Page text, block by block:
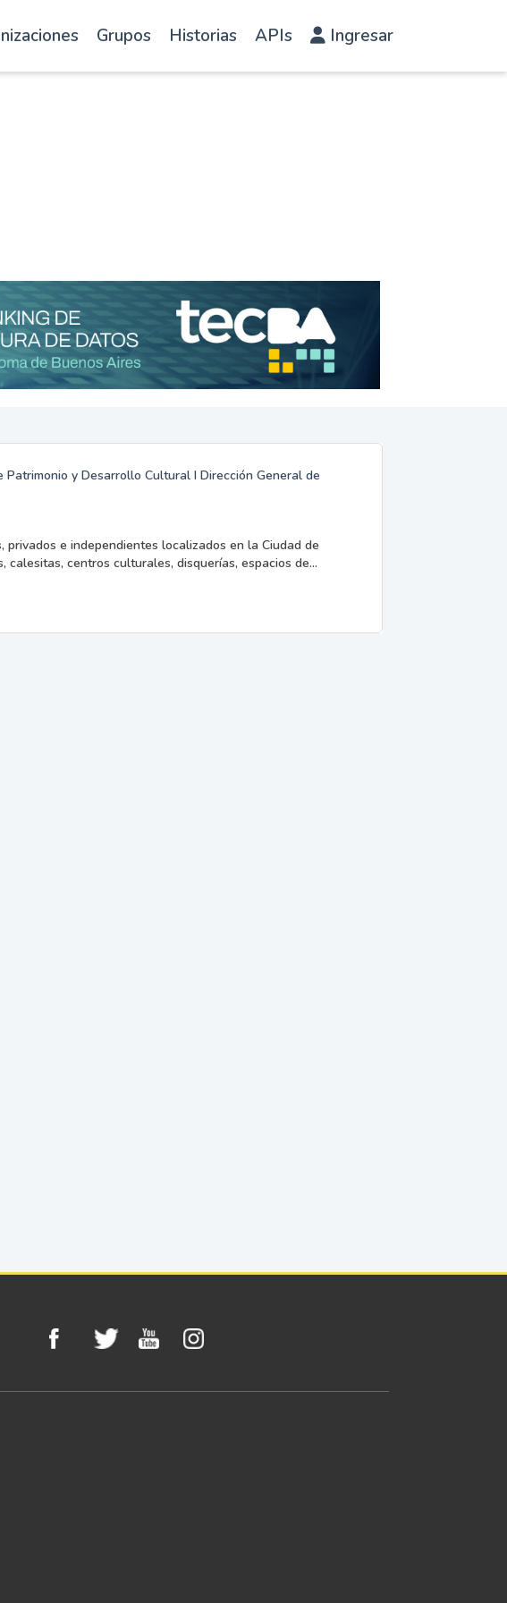
Grupos Historias APIs Ingresar
y Desarrollo Cultural I Dirección General de
e independientes localizados en la Ciudad de
calesitas, centros culturales, disquerías, espacios de...